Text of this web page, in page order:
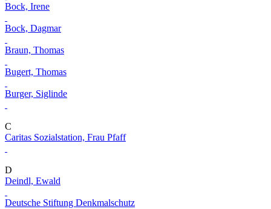
Bock, Irene
Bock, Dagmar
Braun, Thomas
Bugert, Thomas
Burger, Siglinde
C
Caritas Sozialstation, Frau Pfaff
D
Deindl, Ewald
Deutsche Stiftung Denkmalschutz